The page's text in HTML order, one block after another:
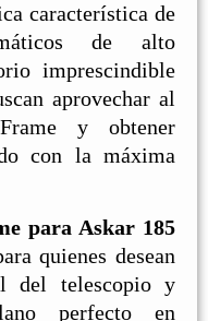
característica de
de alto
imprescindible
aprovechar al
y obtener
con la máxima
para Askar 185
quienes desean
del telescopio y
perfecto en